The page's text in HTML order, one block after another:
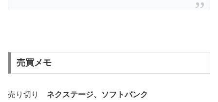
売買メモ
売り切り ネクステージ、ソフトバンク